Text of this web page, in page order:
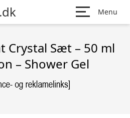
Menu
Crystal Sæt – 50 ml
– Shower Gel